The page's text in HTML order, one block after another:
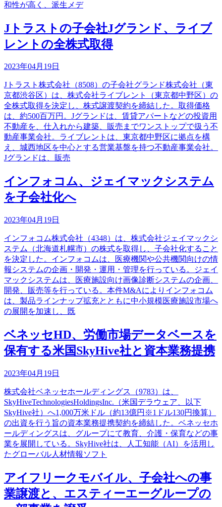
和性が高く、派生メデ
Jトラストの子会社Jグランド、ライブ
レントの全株式取得
2023年04月19日
Jトラスト株式会社（8508）の子会社グランド株式会社（東
京都渋谷区）は、株式会社ライブレント（東京都中野区）の
全株式取得を決定し、株式譲渡契約を締結した。取得価格
は、約500百万円。Jグランドは、賃貸アパートなどの投資用
不動産を、仕入れから建築、販売までワンストップで扱う不
動産事業会社。ライブレントは、東京都中野区に拠点を構
え、城西地区を中心とする営業基盤を持つ不動産事業会社。
Jグランドは、販売
インフォコム、ジェイマックシステム
を子会社化へ
2023年04月19日
インフォコム株式会社（4348）は、株式会社ジェイマックシ
ステム（北海道札幌市）の株式を取得し、子会社化すること
を決定した。インフォコムは、医療機関や公共機関向けの情
報システムの企画・開発・運用・管理を行っている。ジェイ
マックシステムは、医療施設向け画像診断システムの企画、
開発、販売等を行っている。本件M&Aによりインフォコム
は、製品ラインナップ拡充とともに中小規模医療施設市場へ
の展開を加速し、既
ベネッセHD、労働市場データベースを
保有する米国SkyHive社と資本業務提携
2023年04月19日
株式会社ベネッセホールディングス（9783）は、
SkyHiveTechnologiesHoldingsInc.（米国デラウェア、以下
SkyHive社）へ1,000万米ドル（約13億円※1ドル130円換算）
の出資を行う旨の資本業務提携契約を締結した。ベネッセホ
ールディングスは、グループにて教育、介護・保育などの事
業を展開している。SkyHive社は、人工知能（AI）を活用し
たグローバル人材情報ソフト
アイフリークモバイル、子会社への事
業譲渡と、エスティーエーグループの